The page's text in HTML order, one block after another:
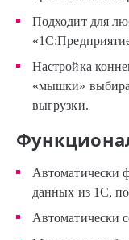
Подходит для
Настройка
«мышки»
выгрузки.
Автоматически
данных из 1С,
Автоматически